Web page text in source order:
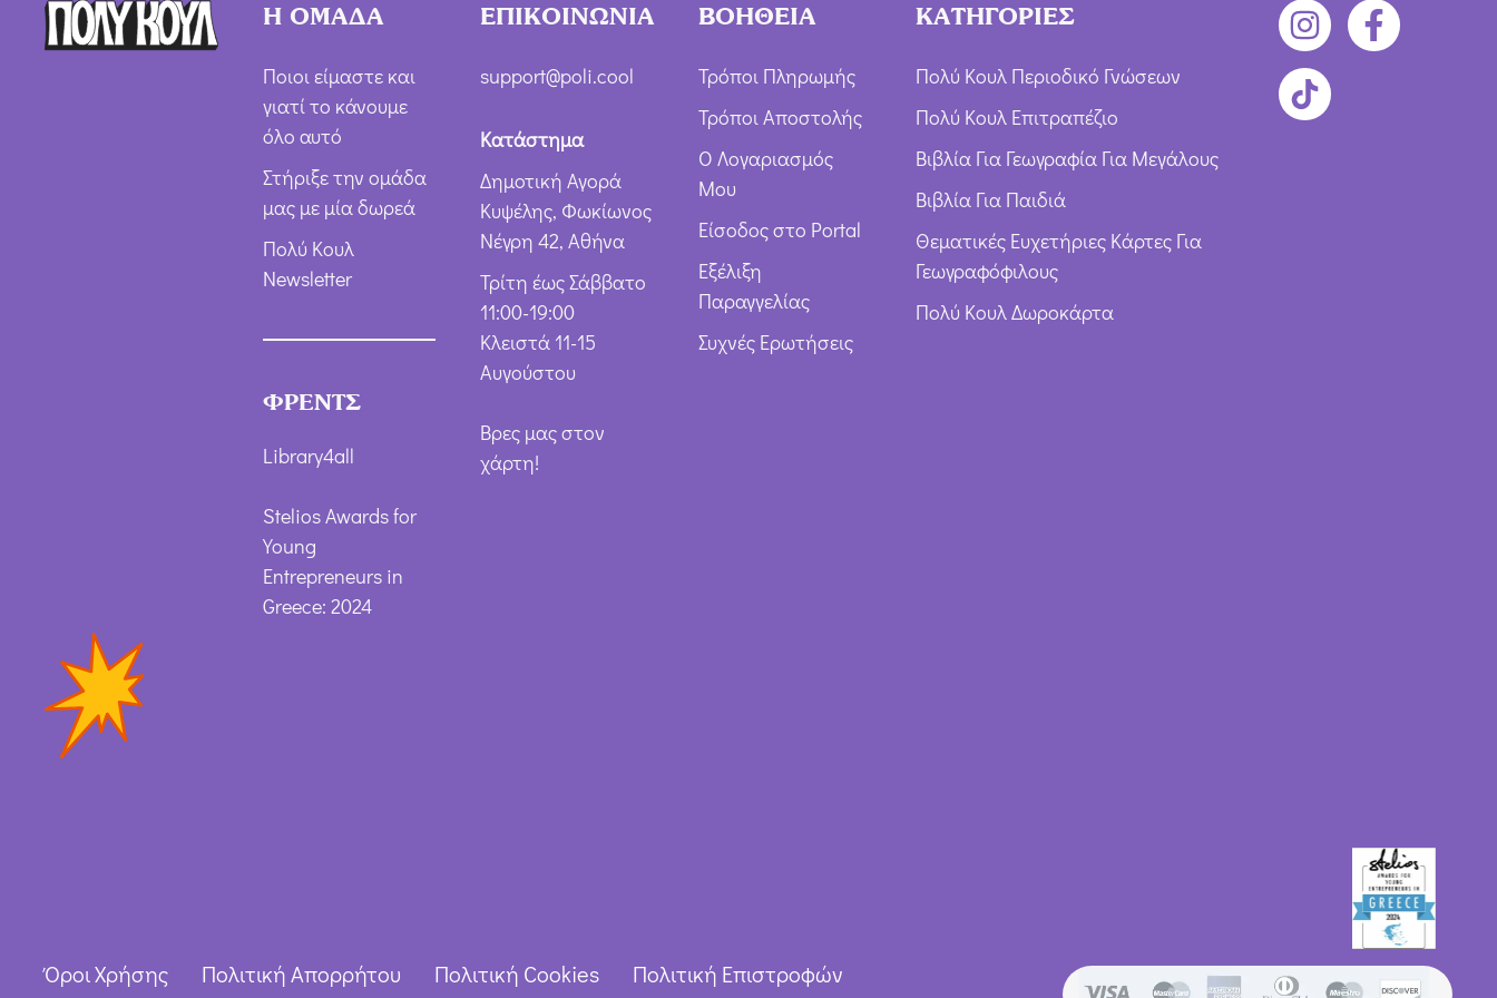
ρ
Η ΟΜΑΔΑ
Ποιοι είμαστε και
γιατί το κάνουμε
όλο αυτό
Στήριξε την ομάδα
μας με μία δωρεά
Πολύ Κουλ
Newsletter
ΦΡΕΝΤΣ
Library4all
Stelios Awards for
Young
Entrepreneurs in
Greece: 2024
ΕΠΙΚΟΙΝΩΝΙΑ
support@poli.cool
Κατάστημα
Δημοτική Αγορά
Κυψέλης, Φωκίωνος
Νέγρη 42, Αθήνα
Τρίτη έως Σάββατο
11:00-19:00
Κλειστά 11-15
Αυγούστου
Βρες μας στον
χάρτη!
ΒΟΗΘΕΙΑ
Τρόποι Πληρωμής
Τρόποι Αποστολής
Ο Λογαριασμός
Μου
Είσοδος στο Portal
Εξέλιξη
Παραγγελίας
Συχνές Ερωτήσεις
ΚΑΤΗΓΟΡΙΕΣ
Πολύ Κουλ Περιοδικό Γνώσεων
Πολύ Κουλ Επιτραπέζιο
Βιβλία Για Γεωγραφία Για Μεγάλους
Βιβλία Για Παιδιά
Θεματικές Ευχετήριες Κάρτες Για
Γεωγραφόφιλους
Πολύ Κουλ Δωροκάρτα
Όροι Χρήσης Πολιτική Απορρήτου Πολιτική Cookies
Πολιτική Επιστροφών